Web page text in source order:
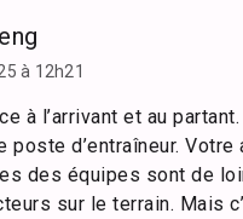
à 12h21
à l’arrivant et au
poste d’entraîneur.
des équipes sont de
sur le terrain. Mais